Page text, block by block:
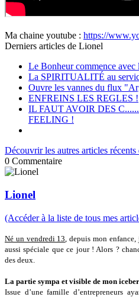
Ma chaine youtube : https://
Derniers articles de Lionel
Le Bonheur commence
La SPIRITUALITÉ au
Ouvre les vannes du flux
ENFREINS LES REGLES !
IL FAUT AVOIR DES
FEELING !
Découvrir les autres articles
0 Commentaire
Lionel
(Accéder à la liste de tous mes
Né un vendredi 13 , depuis mon
aussi spéciale que ce jour ! Alors ?
des deux.
La partie sympa et visible de mon
Issue d’une famille d’entrepreneurs